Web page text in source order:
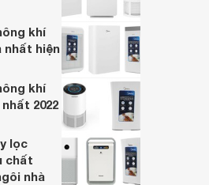
khí
nhất hiện
khí
2022
lọc
chất
nhà